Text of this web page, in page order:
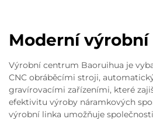
Moderní výrobní
Výrobní centrum Baoruihua je
CNC obráběcími stroji,
gravírovacími zařízeními, které
efektivitu výroby náramkových
výrobní linka umožňuje